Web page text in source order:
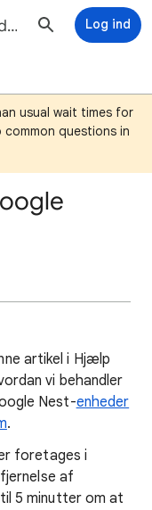
Hjælp til Google Home and Nest Log ind
usual wait times for
questions in
artikel i Hjælp
vi behandler
Nest-enheder
.
foretages i
af
5 minutter om at